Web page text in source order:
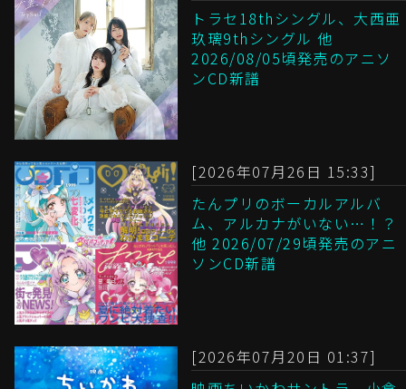
トラセ18thシングル、大西亜
玖璃9thシングル 他
2026/08/05頃発売のアニソ
ンCD新譜
[2026年07月26日 15:33]
たんプリのボーカルアルバ
ム、アルカナがいない…！？
他 2026/07/29頃発売のアニ
ソンCD新譜
[2026年07月20日 01:37]